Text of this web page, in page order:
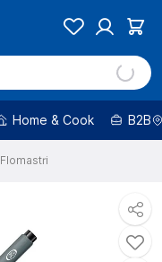
Home & Cook B2B
Flomastri